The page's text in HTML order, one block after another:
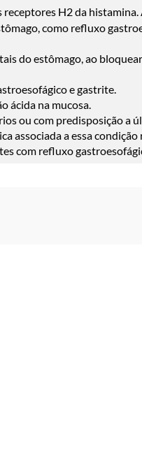
H2 da
como refluxo
do estômago, ao
e gastrite.
ácida na mucosa.
ou com predisposição a
associada a essa condição
com refluxo